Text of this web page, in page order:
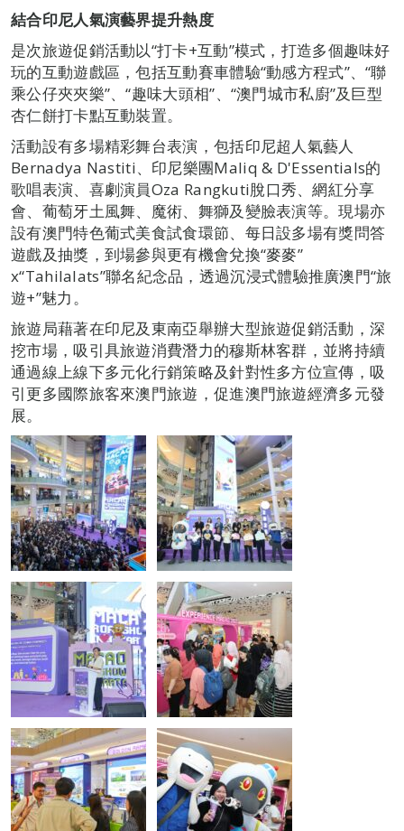
結合印尼人氣演藝界提升熱度
是次旅遊促銷活動以“打卡+互動”模式，打造多個趣味好
玩的互動遊戲區，包括互動賽車體驗“動感方程式”、“聯
乘公仔夾夾樂”、“趣味大頭相”、“澳門城市私廚”及巨型
杏仁餅打卡點互動裝置。
活動設有多場精彩舞台表演，包括印尼超人氣藝人
Bernadya Nastiti、印尼樂團Maliq & D'Essentials的
歌唱表演、喜劇演員Oza Rangkuti脫口秀、網紅分享
會、葡萄牙土風舞、魔術、舞獅及變臉表演等。現場亦
設有澳門特色葡式美食試食環節、每日設多場有獎問答
遊戲及抽獎，到場參與更有機會兌換“麥麥”
x“Tahilalats”聯名紀念品，透過沉浸式體驗推廣澳門“旅
遊+”魅力。
旅遊局藉著在印尼及東南亞舉辦大型旅遊促銷活動，深
挖市場，吸引具旅遊消費潛力的穆斯林客群，並將持續
通過線上線下多元化行銷策略及針對性多方位宣傳，吸
引更多國際旅客來澳門旅遊，促進澳門旅遊經濟多元發
展。